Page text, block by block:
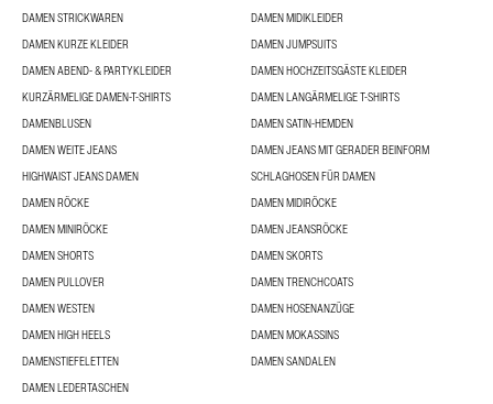
DAMEN STRICKWAREN
DAMEN MIDIKLEIDER
DAMEN KURZE KLEIDER
DAMEN JUMPSUITS
DAMEN ABEND- & PARTYKLEIDER
DAMEN HOCHZEITSGÄSTE KLEIDER
KURZÄRMELIGE DAMEN-T-SHIRTS
DAMEN LANGÄRMELIGE T-SHIRTS
DAMENBLUSEN
DAMEN SATIN-HEMDEN
DAMEN WEITE JEANS
DAMEN JEANS MIT GERADER BEINFORM
HIGHWAIST JEANS DAMEN
SCHLAGHOSEN FÜR DAMEN
DAMEN RÖCKE
DAMEN MIDIRÖCKE
DAMEN MINIRÖCKE
DAMEN JEANSRÖCKE
DAMEN SHORTS
DAMEN SKORTS
DAMEN PULLOVER
DAMEN TRENCHCOATS
DAMEN WESTEN
DAMEN HOSENANZÜGE
DAMEN HIGH HEELS
DAMEN MOKASSINS
DAMENSTIEFELETTEN
DAMEN SANDALEN
DAMEN LEDERTASCHEN